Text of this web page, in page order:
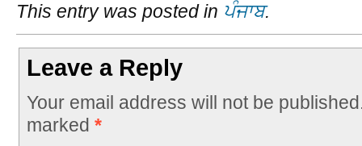
This entry was posted in ਪੰਜਾਬ.
Leave a Reply
Your email address will not be
marked *